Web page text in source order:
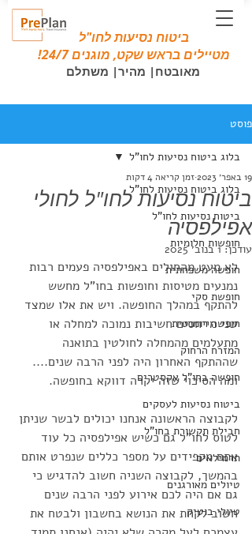
ביטוח נסיעות לחו"ל
מטיילים בראש שקט, מוגנים 24/7!
מאובטח| מהיר| משתלם
פוסט
בלוג ביטוח נסיעות לחו"ל
ביטוח נסיעות לחו"ל
חופשות חלומיות
חופשה משפחתית
חופשת סקי
חופשה רומנטית
המזרח הרחוק
חופשה בחו"ל אקסטרים
ביטוח נסיעות לעסקים
חבילת תקשורת בחו"ל
תרמילאים
טיולים מאורגנים
טיולי בוטיק
בלוג ביטוח נסיעות לחו"ל
ביטוח נסיעות לחו"ל לחולי
אפילפסיה
19 באפר׳ 2023 זמן קריאה 4 דקות
עודכן:1 בנוב׳ 2025
לא מעט מהחולים באפילפסיה פעמים רבות
נמנעים מטיסות וחופשות בחו"ל מחשש
להתקף במהלך החופשה. ויש את אלו שמצד
שני מייחסים חשיבות נמוכה למחלה או
מתעלמים מהמחלה לחולטין בתואנה
שההתקף האחרון היה לפני הרבה שנים....
ומה הסיכוי שזה יקרה דווקא בחופשה.
לקבוצה הראשונה אנחנו יכולים לבשר שניתן
לטוס לחו"ל גם כשיש אפילפסיה כל עוד
אתם מקפידים על מספר כללים שנפרט אותם
בהמשך, לקבוצה השניה חשוב להדגיש כי
גם אם היה לכם אירוע לפני הרבה שנים
חשוב לקחת את הנושא בחשבון ולבטח את